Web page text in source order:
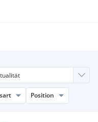
Position